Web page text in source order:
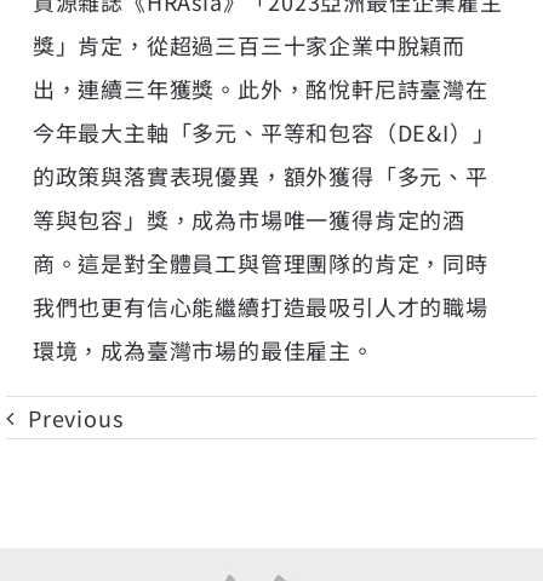
獎」肯定，從超過三百三十家企業中脫穎而
出，連續三年獲獎。此外，酩悅軒尼詩臺灣在
今年最大主軸「多元、平等和包容（DE&I）」
的政策與落實表現優異，額外獲得「多元、平
等與包容」獎，成為市場唯一獲得肯定的酒
商。這是對全體員工與管理團隊的肯定，同時
我們也更有信心能繼續打造最吸引人才的職場
環境，成為臺灣市場的最佳雇主。
Previous